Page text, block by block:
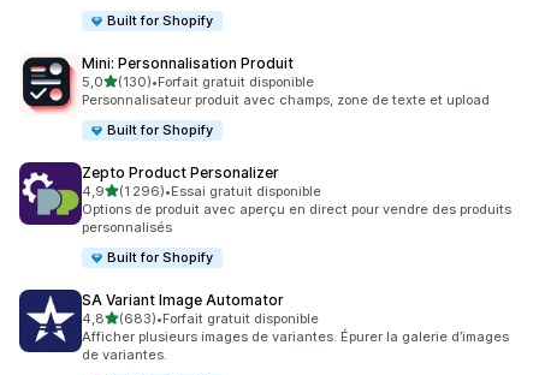
Built for Shopify
Mini: Personnalisation Produit
5,0étoile(s) sur 5
(130)
130 avis au total
•Forfait gratuit disponible
Personnalisateur produit avec champs, zone de texte et upload
Built for Shopify
Zepto Product Personalizer
4,9étoile(s) sur 5
(1 296)
1296 avis au total
•Essai gratuit disponible
Options de produit avec aperçu en direct pour vendre des produits
personnalisés
Built for Shopify
SA Variant Image Automator
4,8étoile(s) sur 5
(683)
683 avis au total
•Forfait gratuit disponible
Afficher plusieurs images de variantes. Épurer la galerie d’images
de variantes.